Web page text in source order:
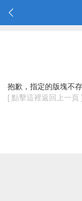
抱歉，指定的版塊不
[ 點擊這裡返回上一頁 ]